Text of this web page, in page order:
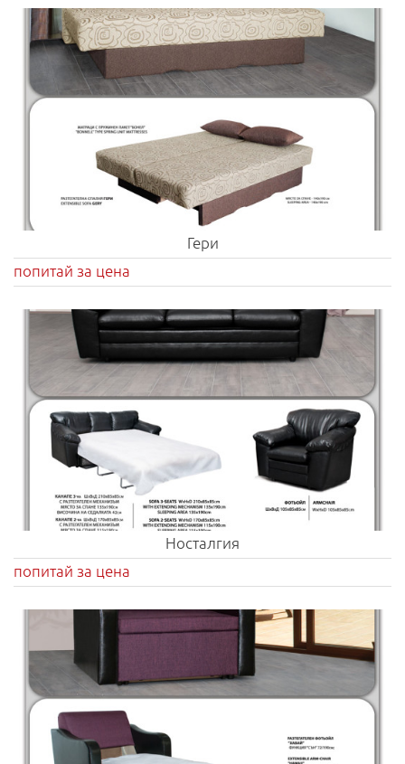
Гери
попитай за цена
Носталгия
попитай за цена